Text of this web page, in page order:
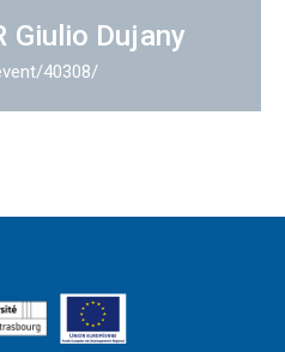
Giulio Dujany
40308/